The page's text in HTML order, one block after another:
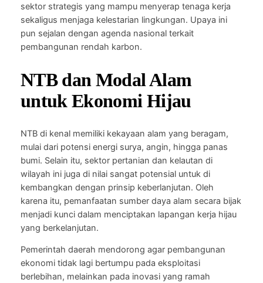
sektor strategis yang mampu menyerap tenaga kerja
sekaligus menjaga kelestarian lingkungan. Upaya ini
pun sejalan dengan agenda nasional terkait
pembangunan rendah karbon.
NTB dan Modal Alam
untuk Ekonomi Hijau
NTB di kenal memiliki kekayaan alam yang beragam,
mulai dari potensi energi surya, angin, hingga panas
bumi. Selain itu, sektor pertanian dan kelautan di
wilayah ini juga di nilai sangat potensial untuk di
kembangkan dengan prinsip keberlanjutan. Oleh
karena itu, pemanfaatan sumber daya alam secara bijak
menjadi kunci dalam menciptakan lapangan kerja hijau
yang berkelanjutan.
Pemerintah daerah mendorong agar pembangunan
ekonomi tidak lagi bertumpu pada eksploitasi
berlebihan, melainkan pada inovasi yang ramah